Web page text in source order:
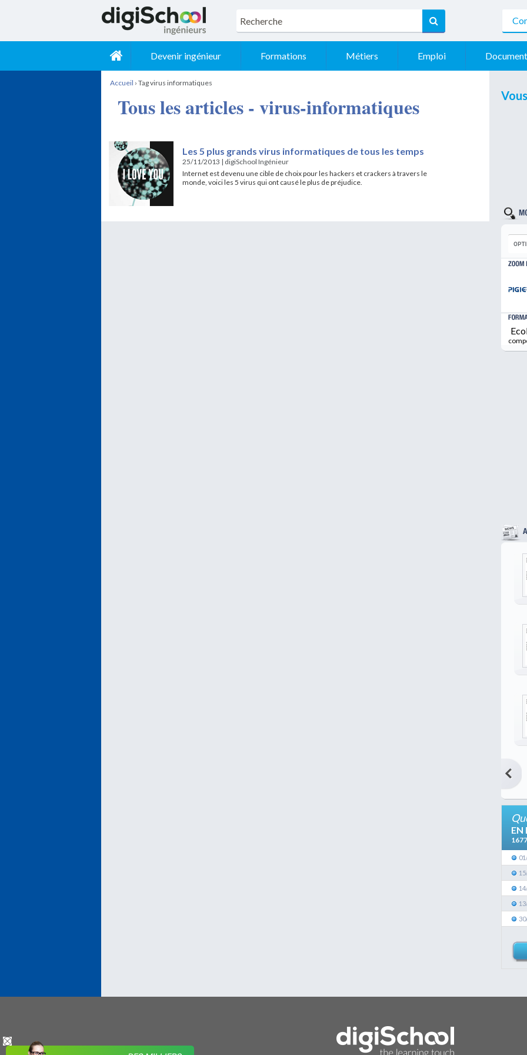
Devenir ingénieur Formations Métiers Emploi
Accueil ›Tag virus informatiques
Tous les articles - virus-informatiques
Les 5 plus grands virus informatiques de tous les temps
25/11/2013 | digiSchool Ingénieur
Internet est devenu une cible de choix pour les hackers et crackers à travers le
monde, voici les 5 virus qui ont causé le plus de préjudice.
EN